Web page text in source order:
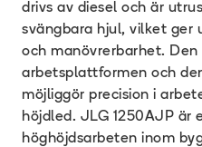
drivs av diesel och är
svängbara hjul, vilket ger
och manövrerbarhet. Den
arbetsplattformen och
möjliggör precision i
höjdled. JLG 1250AJP
höghöjdsarbeten inom